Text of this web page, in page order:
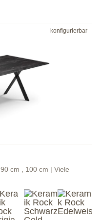
konfigurierbar
90 cm , 100 cm | Viele